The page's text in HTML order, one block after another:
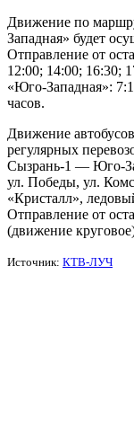
Движение по
Западная» будет
Отправление от
12:00; 14:00; 16:30;
«Юго-Западная»:
часов.
Движение
регулярных
Сызрань-1 — Юго-
ул. Победы, ул.
«Кристалл»,
Отправление от
(движение
Источник: КТВ-ЛУЧ